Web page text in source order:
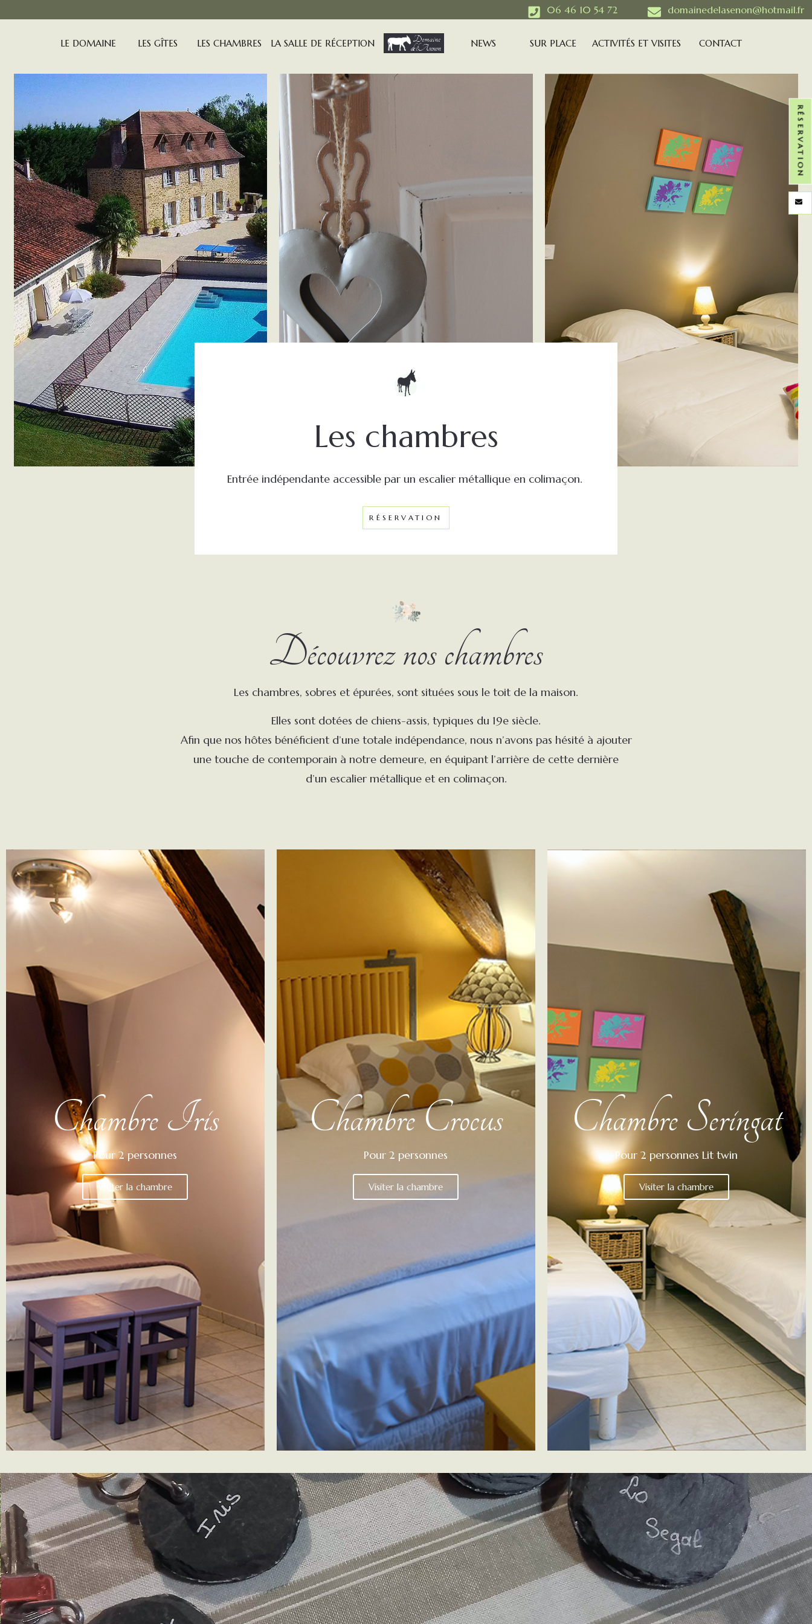
06 46 10 54 72 domainedelasenon@hotmail.fr
LE DOMAINE LES GÎTES LES CHAMBRES LA SALLE DE RÉCEPTION NEWS SUR PLACE ACTIVITÉS ET VISITES CONTACT
RÉSERVATION
Les chambres
Entrée indépendante accessible par un escalier métallique en colimaçon.
RÉSERVATION
Découvrez nos chambres
Les chambres, sobres et épurées, sont situées sous le toit de la maison.
Elles sont dotées de chiens-assis, typiques du 19e siècle.
Afin que nos hôtes bénéficient d’une totale indépendance, nous n’avons pas hésité à ajouter
une touche de contemporain à notre demeure, en équipant l’arrière de cette dernière
d’un escalier métallique et en colimaçon.
Chambre Iris
Pour 2 personnes
Visiter la chambre
Chambre Crocus
Pour 2 personnes
Visiter la chambre
Chambre Seringat
Pour 2 personnes Lit twin
Visiter la chambre